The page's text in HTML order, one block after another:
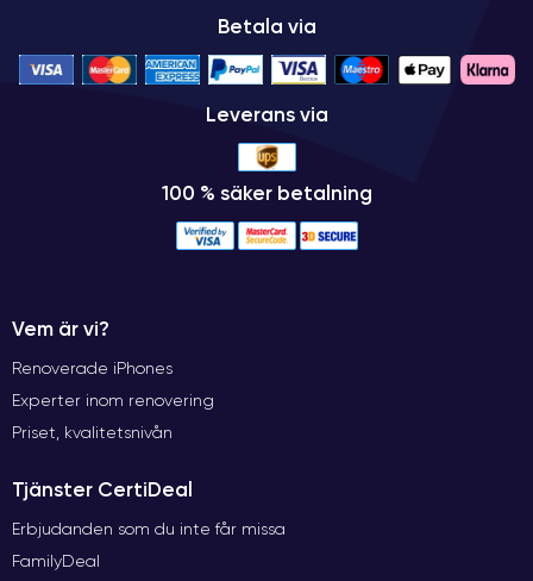
Betala via
Leverans via
100 % säker betalning
Vem är vi?
Renoverade iPhones
Experter inom renovering
Priset, kvalitetsnivån
Tjänster CertiDeal
Erbjudanden som du inte får missa
FamilyDeal